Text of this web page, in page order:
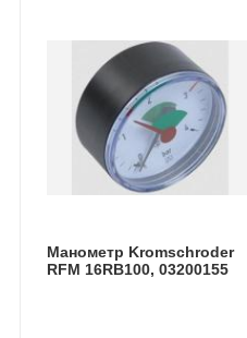
Манометр Kromschroder
RFM 16RB100, 03200155